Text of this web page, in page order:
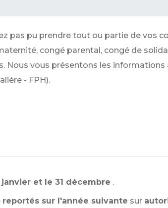
pas pu prendre tout ou partie de vos
congé parental, congé de
Nous vous présentons les
- FPH).
et le 31 décembre .
reportés sur l'année suivante sur